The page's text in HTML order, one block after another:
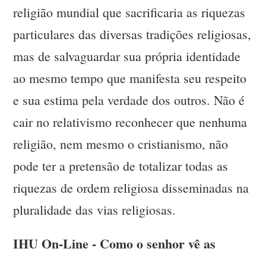
religião mundial que sacrificaria as riquezas
particulares das diversas tradições religiosas,
mas de salvaguardar sua própria identidade
ao mesmo tempo que manifesta seu respeito
e sua estima pela verdade dos outros. Não é
cair no relativismo reconhecer que nenhuma
religião, nem mesmo o cristianismo, não
pode ter a pretensão de totalizar todas as
riquezas de ordem religiosa disseminadas na
pluralidade das vias religiosas.
IHU On-Line - Como o senhor vê as